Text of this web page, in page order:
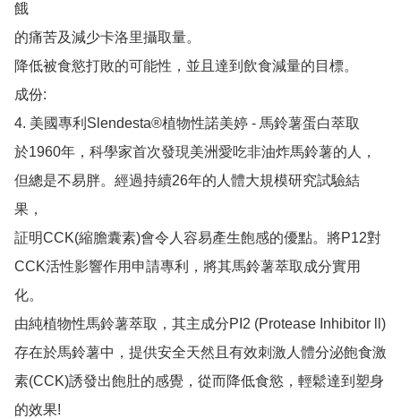
餓
的痛苦及減少卡洛里攝取量。
降低被食慾打敗的可能性，並且達到飲食減量的目標。
成份:
4. 美國專利Slendesta®植物性諾美婷 - 馬鈴薯蛋白萃取
於1960年，科學家首次發現美洲愛吃非油炸馬鈴薯的人，
但總是不易胖。經過持續26年的人體大規模研究試驗結
果，
証明CCK(縮膽囊素)會令人容易產生飽感的優點。將P12對
CCK活性影響作用申請專利，將其馬鈴薯萃取成分實用
化。
由純植物性馬鈴薯萃取，其主成分PI2 (Protease Inhibitor ll)
存在於馬鈴薯中，提供安全天然且有效刺激人體分泌飽食激
素(CCK)誘發出飽肚的感覺，從而降低食慾，輕鬆達到塑身
的效果!